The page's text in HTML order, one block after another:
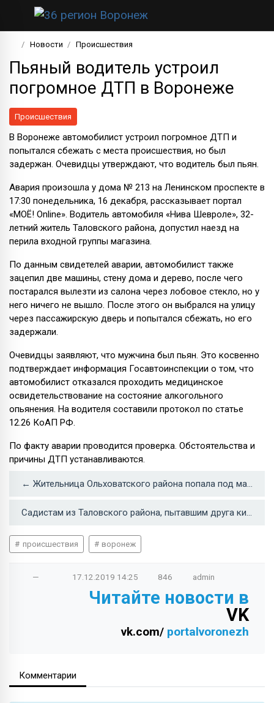
Новости Происшествия
Пьяный водитель устроил
погромное ДТП в Воронеже
Происшествия
В Воронеже автомобилист устроил погромное ДТП и
попытался сбежать с места происшествия, но был
задержан. Очевидцы утверждают, что водитель был пьян.
Авария произошла у дома № 213 на Ленинском проспекте в
17:30 понедельника, 16 декабря, рассказывает портал
«МОЁ! Online». Водитель автомобиля «Нива Шевроле», 32-
летний житель Таловского района, допустил наезд на
перила входной группы магазина.
По данным свидетелей аварии, автомобилист также
зацепил две машины, стену дома и дерево, после чего
постарался вылезти из салона через лобовое стекло, но у
него ничего не вышло. После этого он выбрался на улицу
через пассажирскую дверь и попытался сбежать, но его
задержали.
Очевидцы заявляют, что мужчина был пьян. Это косвенно
подтверждает информация Госавтоинспекции о том, что
автомобилист отказался проходить медицинское
освидетельствование на состояние алкогольного
опьянения. На водителя составили протокол по статье
12.26 КоАП РФ.
По факту аварии проводится проверка. Обстоятельства и
причины ДТП устанавливаются.
← Жительница Ольховатского района попала под машину и умерла на руках у медиков
Садистам из Таловского района, пытавшим друга кипятильником, дали большие сроки →
происшествия воронеж
— 17.12.2019 14:25 846 admin
Читайте новости в
VK
vk.com/ portalvoronezh
Комментарии